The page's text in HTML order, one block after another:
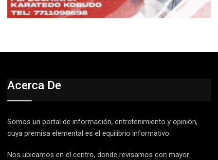
Acerca De
Somos un portal de información, entretenimiento y opinión,
cuya premisa elemental es el equilibrio informativo.
Nos ubicamos en el centro, donde revisamos con mayor